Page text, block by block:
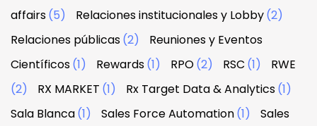
affairs(5) Relaciones institucionales y Lobby(2)
Relaciones públicas(2)
Reuniones y Eventos
Científicos(1) Rewards(1) RPO(2) RSC (1)
RWE
(2)
RX MARKET (1) Rx Target Data & Analytics(1)
Sala Blanca(1) Sales Force Automation(1)
Sales